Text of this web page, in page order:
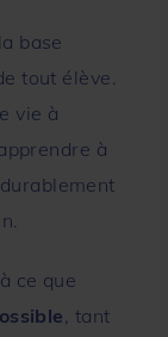
base
tout élève.
vie à
à
ce que
, tant